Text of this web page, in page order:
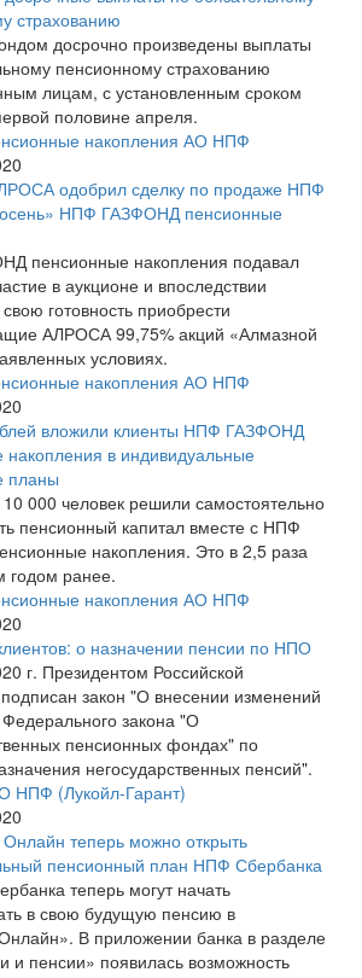
страхованию
досрочно произведены выплаты
пенсионному страхованию
лицам, с установленным сроком
половине апреля.
накопления АО НПФ
одобрил сделку по продаже НПФ
НПФ ГАЗФОНД пенсионные
пенсионные накопления подавал
в аукционе и впоследствии
готовность приобрести
АЛРОСА 99,75% акций «Алмазной
условиях.
накопления АО НПФ
вложили клиенты НПФ ГАЗФОНД
накопления в индивидуальные
планы
000 человек решили самостоятельно
пенсионный капитал вместе с НПФ
накопления. Это в 2,5 раза
годом ранее.
накопления АО НПФ
о назначении пенсии по НПО
г. Президентом Российской
закон "О внесении изменений
закона "О
пенсионных фондах" по
негосударственных пенсий".
НПФ (Лукойл-Гарант)
теперь можно открыть
пенсионный план НПФ Сбербанка
теперь могут начать
в свою будущую пенсию в
В приложении банка в разделе
и пенсии» появилась возможность